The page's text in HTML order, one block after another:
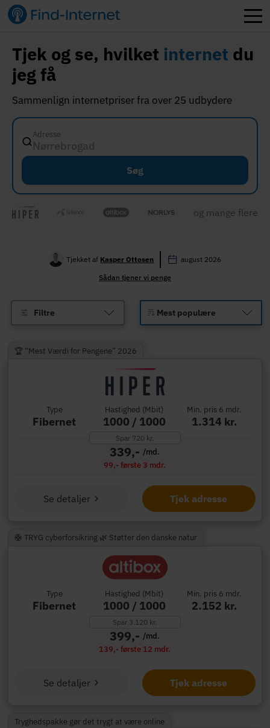
Tjek og se, hvilket internet du
jeg få
Sammenlign internetpriser fra over 25 udbydere
Adresse
Store
Søg
og mange flere
Tjekket af Kasper Ottosen
august 2026
Sådan tjener vi penge
Filtre
🏆 “Mest Værdi for Pengene” 2026
Type
Fibernet
Hastighed (Mbit)
1000 / 1000
Min. pris 6 mdr.
1.314 kr.
Spar 720 kr.
339,- /md.
99,- første 3 mdr.
Tjek adresse
Se detaljer
🛟 TRYG cyberforsikring 🌿 Støtter den danske natur
Type
Fibernet
Hastighed (Mbit)
1000 / 1000
Min. pris 6 mdr.
2.152 kr.
Spar 3.120 kr.
399,- /md.
139,- første 12 mdr.
Tjek adresse
Se detaljer
Tryghedspakke gør det trygt at være online